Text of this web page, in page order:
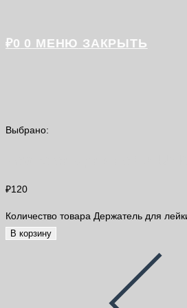
₽0 0 МЕНЮ ЗАКРЫТЬ
Выбрано:
₽120
Количество товара Держатель для
В корзину